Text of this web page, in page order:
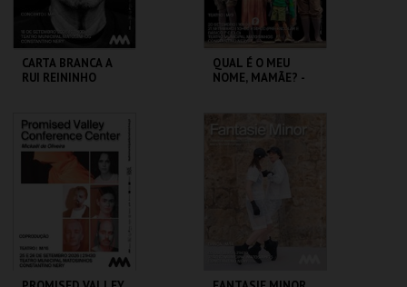
CARTA BRANCA A
RUI REININHO
T. M. CONSTANTINO
NERY
MAIS INFO
COMPRAR
QUAL É O MEU
NOME, MAMÃE? -
NERY
MAIS INFO
COMPRAR